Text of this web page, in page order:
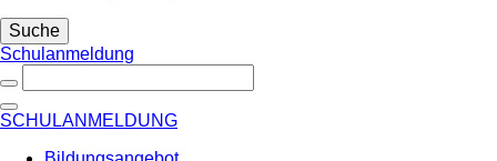
Suche
Schulanmeldung
SCHULANMELDUNG